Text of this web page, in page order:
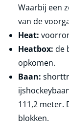
Waarbij een
van de
Heat:
Heatbox: de
opkomen.
Baan:
111,2 meter.
blokken.